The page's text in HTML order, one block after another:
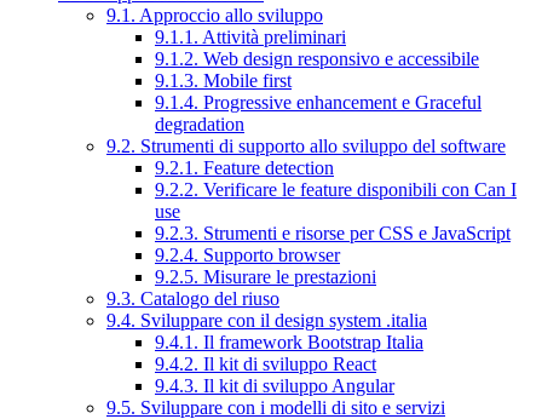
9.1. Approccio allo sviluppo
9.1.1. Attività preliminari
9.1.2. Web design responsivo e accessibile
9.1.3. Mobile first
9.1.4. Progressive enhancement e Graceful
degradation
9.2. Strumenti di supporto allo sviluppo del software
9.2.1. Feature detection
9.2.2. Verificare le feature disponibili con Can I
use
9.2.3. Strumenti e risorse per CSS e JavaScript
9.2.4. Supporto browser
9.2.5. Misurare le prestazioni
9.3. Catalogo del riuso
9.4. Sviluppare con il design system .italia
9.4.1. Il framework Bootstrap Italia
9.4.2. Il kit di sviluppo React
9.4.3. Il kit di sviluppo Angular
9.5. Sviluppare con i modelli di sito e servizi